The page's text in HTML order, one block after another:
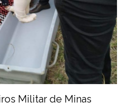
Militar de Minas